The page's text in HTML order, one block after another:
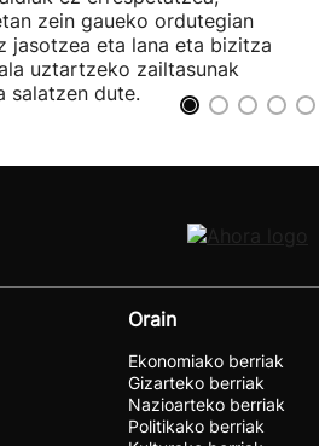
zein gaueko ordutegian
jasotzea eta lana eta bizitza
uztartzeko zailtasunak
salatzen dute.
Orain
Ekonomiako berriak
Gizarteko berriak
Nazioarteko berriak
Politikako berriak